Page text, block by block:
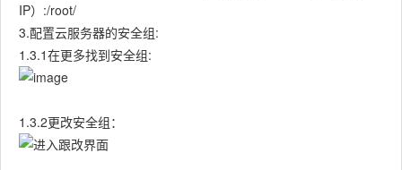
IP）:/root/
3.配置云服务器的安全组:
1.3.1在更多找到安全组:
1.3.2更改安全组：